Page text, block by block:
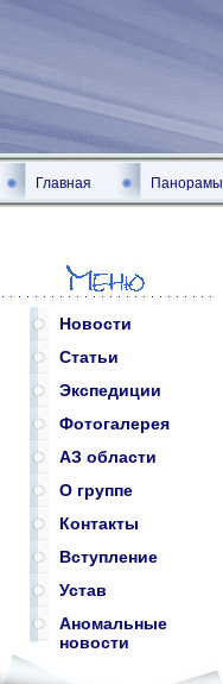
Главная Панорамы
Новости
Статьи
Экспедиции
Фотогалерея
АЗ области
О группе
Контакты
Вступление
Устав
Аномальные
новости